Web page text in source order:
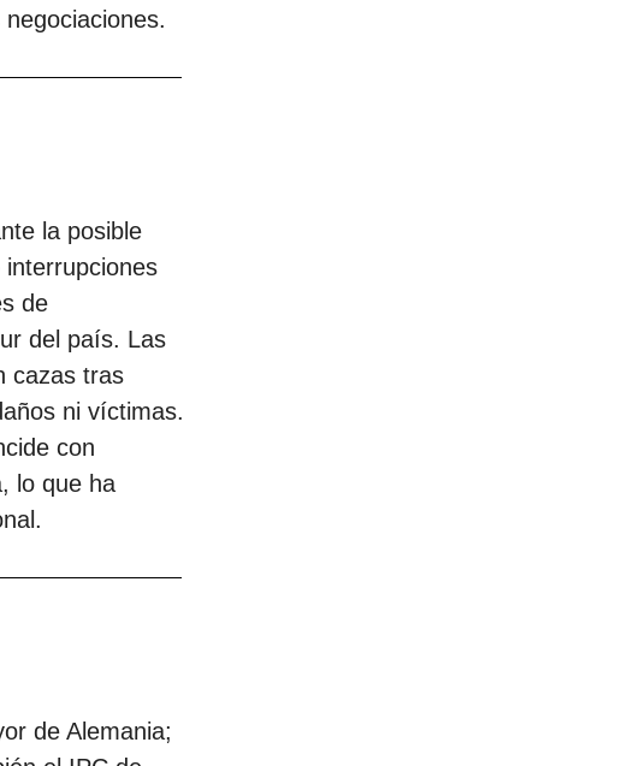
la posible
de
del país. Las
cazas tras
ni víctimas.
con
lo que ha
de Alemania;